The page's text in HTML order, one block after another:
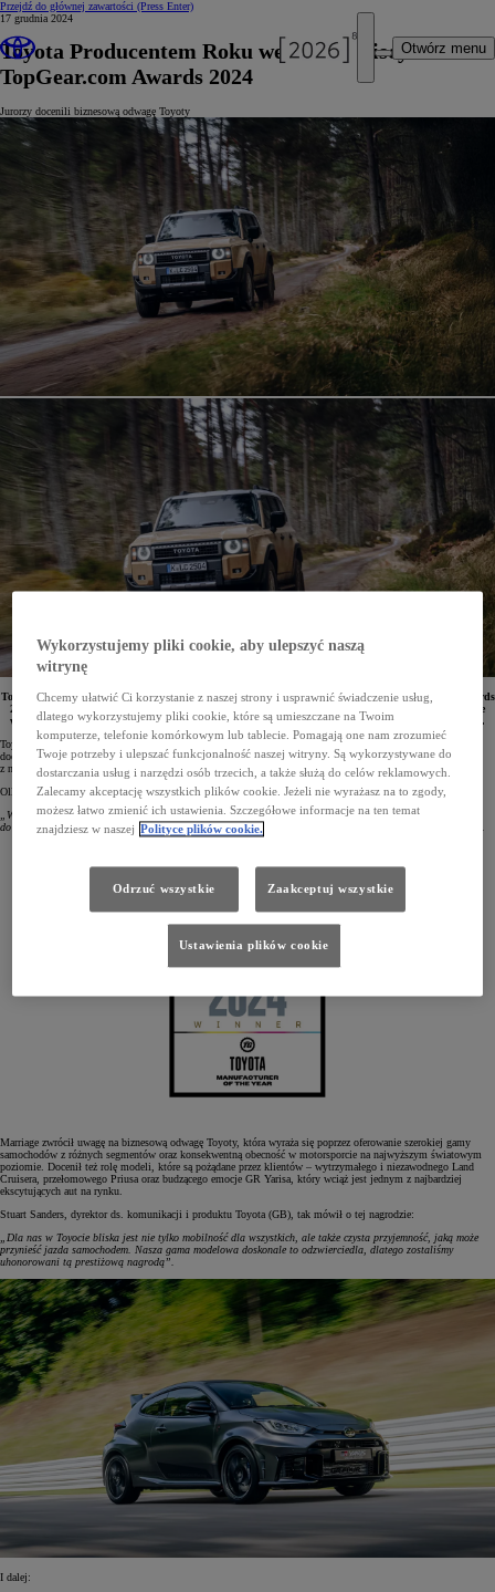
Przejdź do głównej zawartości (Press Enter)
Otwórz menu
17 grudnia 2024
Toyota Producentem Roku według plebiscytu
TopGear.com Awards 2024
Jurorzy docenili biznesową odwagę Toyoty
Toyota została uhonorowana tytułem Producenta Roku w prestiżowym plebiscycie TopGear.com Awards
2024. Redaktorzy wiodącego portalu i magazynu motoryzacyjnego docenili markę za zaangażowanie
w motorsport oraz tworzenie wyjątkowych modeli, takich jak nowy Land Cruiser, Prius i GR Yaris.
Toyota zdobyła tytuł „Producenta Roku” w konkursie TopGear.com Awards 2024. Brytyjscy dziennikarze
docenili pasję, z jaką japoński koncern rozwija swoje produkty, jednocześnie utrzymując pozycję jednego
z największych producentów samochodów na świecie.
Ollie Marriage, szef działu testów samochodów TopGear.com, podkreślił:
„W tej nagrodzie nie chodzi o wielkość czy skalę, ale o emocje i ambicje. Jest to stosunkowo łatwe
do osiągnięcia w pojedynczym samochodzie, znacznie trudniejsze do osiągnięcia w całej gamie modelowej”.
Marriage zwrócił uwagę na biznesową odwagę Toyoty, która wyraża się poprzez oferowanie szerokiej gamy
samochodów z różnych segmentów oraz konsekwentną obecność w motorsporcie na najwyższym światowym
poziomie. Docenił też rolę modeli, które są pożądane przez klientów – wytrzymałego i niezawodnego Land
Cruisera, przełomowego Priusa oraz budzącego emocje GR Yarisa, który wciąż jest jednym z najbardziej
ekscytujących aut na rynku.
Stuart Sanders, dyrektor ds. komunikacji i produktu Toyota (GB), tak mówił o tej nagrodzie:
„Dla nas w Toyocie bliska jest nie tylko mobilność dla wszystkich, ale także czysta przyjemność, jaką może
przynieść jazda samochodem. Nasza gama modelowa doskonale to odzwierciedla, dlatego zostaliśmy
uhonorowani tą prestiżową nagrodą”.
I dalej:
Wykorzystujemy pliki cookie, aby ulepszyć naszą
witrynę
Chcemy ułatwić Ci korzystanie z naszej strony i usprawnić świadczenie usług,
dlatego wykorzystujemy pliki cookie, które są umieszczane na Twoim
komputerze, telefonie komórkowym lub tablecie. Pomagają one nam zrozumieć
Twoje potrzeby i ulepszać funkcjonalność naszej witryny. Są wykorzystywane do
dostarczania usług i narzędzi osób trzecich, a także służą do celów reklamowych.
Zalecamy akceptację wszystkich plików cookie. Jeżeli nie wyrażasz na to zgody,
możesz łatwo zmienić ich ustawienia. Szczegółowe informacje na ten temat
znajdziesz w naszej Polityce plików cookie.
Odrzuć wszystkie Zaakceptuj wszystkie
Ustawienia plików cookie